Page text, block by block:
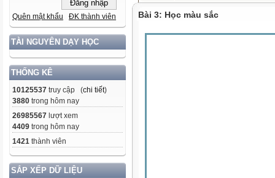
Quên mật khẩu ĐK thành viên
TÀI NGUYÊN DẠY HỌC
THỐNG KÊ
10125537 truy cập (chi tiết)
3880 trong hôm nay
26985567 lượt xem
4409 trong hôm nay
1421 thành viên
SẮP XẾP DỮ LIỆU
Bài 3: Học màu sắc